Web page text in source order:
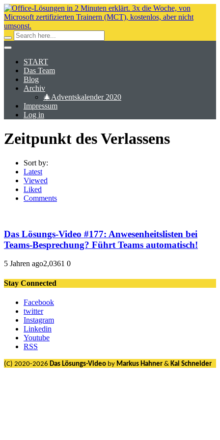
START
Das Team
Blog
Archiv
🎄Adventskalender 2020
Impressum
Log in
Zeitpunkt des Verlassens
Sort by:
Latest
Viewed
Liked
Comments
Das Lösungs-Video #177: Anwesenheitslisten bei
Teams-Besprechung? Führt Teams automatisch!
5 Jahren ago2,0361 0
Stay Connected
Facebook
twitter
Instagram
Linkedin
Youtube
RSS
(C) 2020-2026 Das Lösungs-Video by Markus Hahner & Kai Schneider